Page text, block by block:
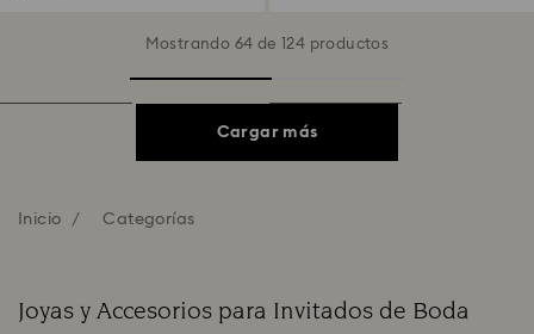
Mostrando 64 de 124 productos
Cargar más
Inicio Categorías
Joyas y Accesorios para Invitados de Boda